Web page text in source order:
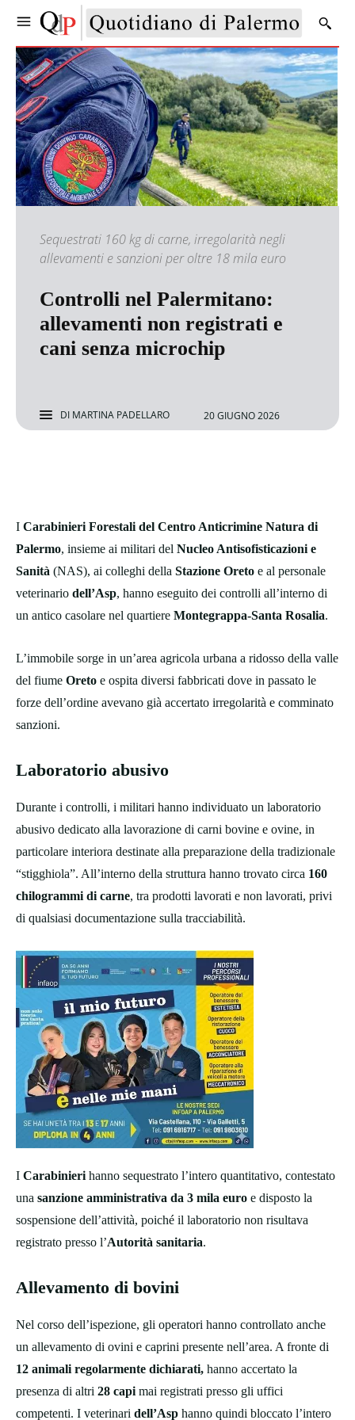
Sequestrati 160 kg di carne, irregolarità negli
allevamenti e sanzioni per oltre 18 mila euro
Controlli nel Palermitano:
allevamenti non registrati e
cani senza microchip
DI MARTINA PADELLARO 20 GIUGNO 2026
I Carabinieri Forestali del Centro Anticrimine Natura di
Palermo, insieme ai militari del Nucleo Antisofisticazioni e
Sanità (NAS), ai colleghi della Stazione Oreto e al personale
veterinario dell’Asp, hanno eseguito dei controlli all’interno di
un antico casolare nel quartiere Montegrappa-Santa Rosalia.
L’immobile sorge in un’area agricola urbana a ridosso della valle
del fiume Oreto e ospita diversi fabbricati dove in passato le
forze dell’ordine avevano già accertato irregolarità e comminato
sanzioni.
Laboratorio abusivo
Durante i controlli, i militari hanno individuato un laboratorio
abusivo dedicato alla lavorazione di carni bovine e ovine, in
particolare interiora destinate alla preparazione della tradizionale
“stigghiola”. All’interno della struttura hanno trovato circa 160
chilogrammi di carne, tra prodotti lavorati e non lavorati, privi
di qualsiasi documentazione sulla tracciabilità.
I Carabinieri hanno sequestrato l’intero quantitativo, contestato
una sanzione amministrativa da 3 mila euro e disposto la
sospensione dell’attività, poiché il laboratorio non risultava
registrato presso l’Autorità sanitaria.
Allevamento di bovini
Nel corso dell’ispezione, gli operatori hanno controllato anche
un allevamento di ovini e caprini presente nell’area. A fronte di
12 animali regolarmente dichiarati, hanno accertato la
presenza di altri 28 capi mai registrati presso gli uffici
competenti. I veterinari dell’Asp hanno quindi bloccato l’intero